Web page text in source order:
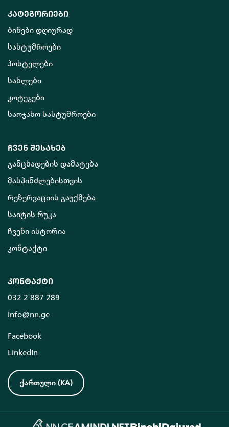
კატეგორიები
ბინები დღიურად
სასტუმროები
ჰოსტელები
სახლები
კოტეჯები
საოჯახო სასტუმროები
ჩვენ შესახებ
განცხადების დამატება
მასპინძლებისთვის
რეზერვაციის გაუქმება
საიტის რუკა
ჩვენი ისტორია
კონტაქტი
კონტაქტი
032 2 887 289
info@nn.ge
Facebook
LinkedIn
ქართული (KA)